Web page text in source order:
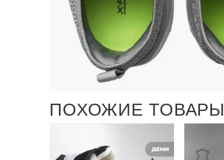
ПОХОЖИЕ ТОВАРЫ